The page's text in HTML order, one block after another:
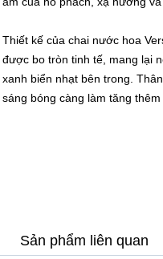
Thiết kế của chai nước hoa
được bo tròn tinh tế, mang lại
xanh biển nhạt bên trong.
sáng bóng càng làm tăng
Sản phẩm liên quan